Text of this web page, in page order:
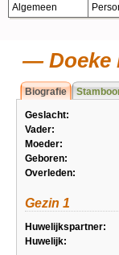
Algemeen
Doeke
Biografie
Geslacht:
Vader:
Moeder:
Geboren:
Overleden:
Gezin 1
Huwelijkspartner:
Huwelijk: